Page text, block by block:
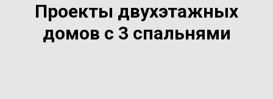
Проекты двухэтажных
домов с 3 спальнями